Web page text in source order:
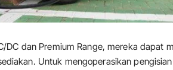
DC dan Premium Range, mereka dapat
Untuk mengoperasikan